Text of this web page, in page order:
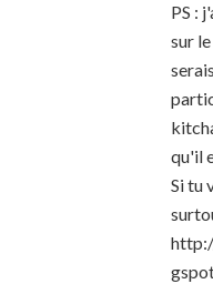
PS :
sur
qu'il
Si tu